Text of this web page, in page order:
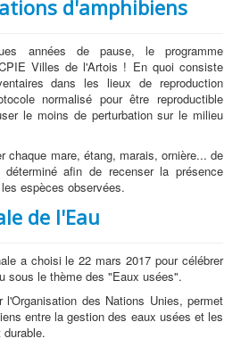
d'amphibiens
années de pause, le programme
Villes de l'Artois ! En quoi consiste
dans les lieux de reproduction
normalisé pour être reproductible
le moins de perturbation sur le milieu
chaque mare, étang, marais, ornière... de
afin de recenser la présence
espèces observées.
de l'Eau
a choisi le 22 mars 2017 pour célébrer
sous le thème des "Eaux usées".
des Nations Unies, permet
entre la gestion des eaux usées et les